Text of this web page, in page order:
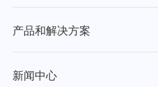
产品和解决方案
新闻中心